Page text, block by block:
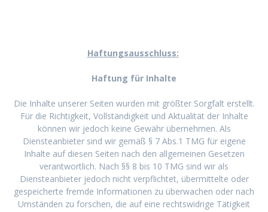
Haftungsausschluss:
Haftung für Inhalte
Die Inhalte unserer Seiten wurden mit größter Sorgfalt erstellt.
Für die Richtigkeit, Vollständigkeit und Aktualität der Inhalte
können wir jedoch keine Gewähr übernehmen. Als
Diensteanbieter sind wir gemäß § 7 Abs.1 TMG für eigene
Inhalte auf diesen Seiten nach den allgemeinen Gesetzen
verantwortlich. Nach §§ 8 bis 10 TMG sind wir als
Diensteanbieter jedoch nicht verpflichtet, übermittelte oder
gespeicherte fremde Informationen zu überwachen oder nach
Umständen zu forschen, die auf eine rechtswidrige Tätigkeit